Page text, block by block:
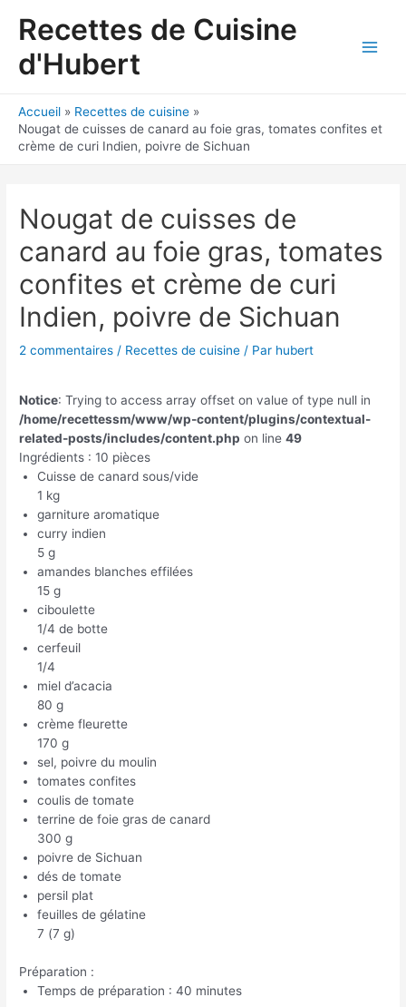
Recettes de Cuisine
d'Hubert
Accueil
Recettes de cuisine
Nougat de cuisses de canard au foie gras, tomates confites et
crème de curi Indien, poivre de Sichuan
Nougat de cuisses de
canard au foie gras, tomates
confites et crème de curi
Indien, poivre de Sichuan
2 commentaires / Recettes de cuisine / Par hubert
Notice: Trying to access array offset on value of type null in
/home/recettessm/www/wp-content/plugins/contextual-
related-posts/includes/content.php on line49
Ingrédients : 10 pièces
Cuisse de canard sous/vide
1 kg
garniture aromatique
curry indien
5 g
amandes blanches effilées
15 g
ciboulette
1/4 de botte
cerfeuil
1/4
miel d’acacia
80 g
crème fleurette
170 g
sel, poivre du moulin
tomates confites
coulis de tomate
terrine de foie gras de canard
300 g
poivre de Sichuan
dés de tomate
persil plat
feuilles de gélatine
7 (7 g)
Préparation :
Temps de préparation : 40 minutes